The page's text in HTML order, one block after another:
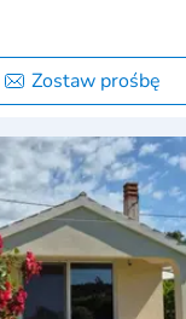
Zostaw prośbę